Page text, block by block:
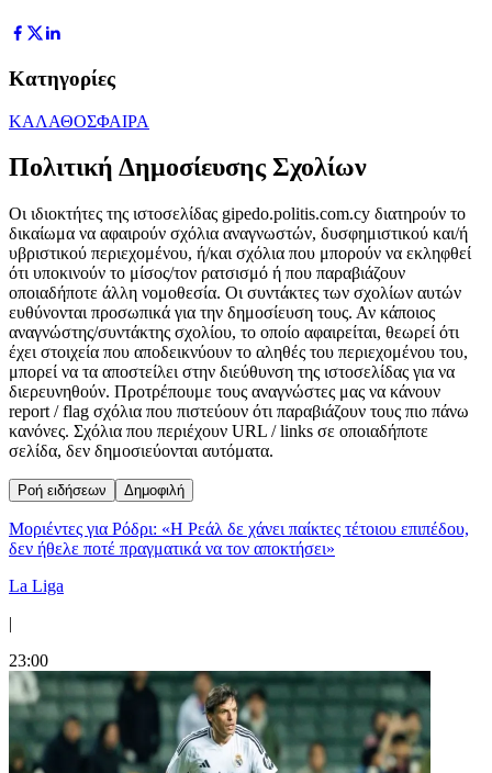
Κατηγορίες
ΚΑΛΑΘΟΣΦΑΙΡΑ
Πολιτική Δημοσίευσης Σχολίων
Οι ιδιοκτήτες της ιστοσελίδας gipedo.politis.com.cy διατηρούν το
δικαίωμα να αφαιρούν σχόλια αναγνωστών, δυσφημιστικού και/ή
υβριστικού περιεχομένου, ή/και σχόλια που μπορούν να εκληφθεί
ότι υποκινούν το μίσος/τον ρατσισμό ή που παραβιάζουν
οποιαδήποτε άλλη νομοθεσία. Οι συντάκτες των σχολίων αυτών
ευθύνονται προσωπικά για την δημοσίευση τους. Αν κάποιος
αναγνώστης/συντάκτης σχολίου, το οποίο αφαιρείται, θεωρεί ότι
έχει στοιχεία που αποδεικνύουν το αληθές του περιεχομένου του,
μπορεί να τα αποστείλει στην διεύθυνση της ιστοσελίδας για να
διερευνηθούν. Προτρέπουμε τους αναγνώστες μας να κάνουν
report / flag σχόλια που πιστεύουν ότι παραβιάζουν τους πιο πάνω
κανόνες. Σχόλια που περιέχουν URL / links σε οποιαδήποτε
σελίδα, δεν δημοσιεύονται αυτόματα.
Ροή ειδήσεων Δημοφιλή
Μοριέντες για Ρόδρι: «Η Ρεάλ δε χάνει παίκτες τέτοιου επιπέδου,
δεν ήθελε ποτέ πραγματικά να τον αποκτήσει»
La Liga
|
23:00